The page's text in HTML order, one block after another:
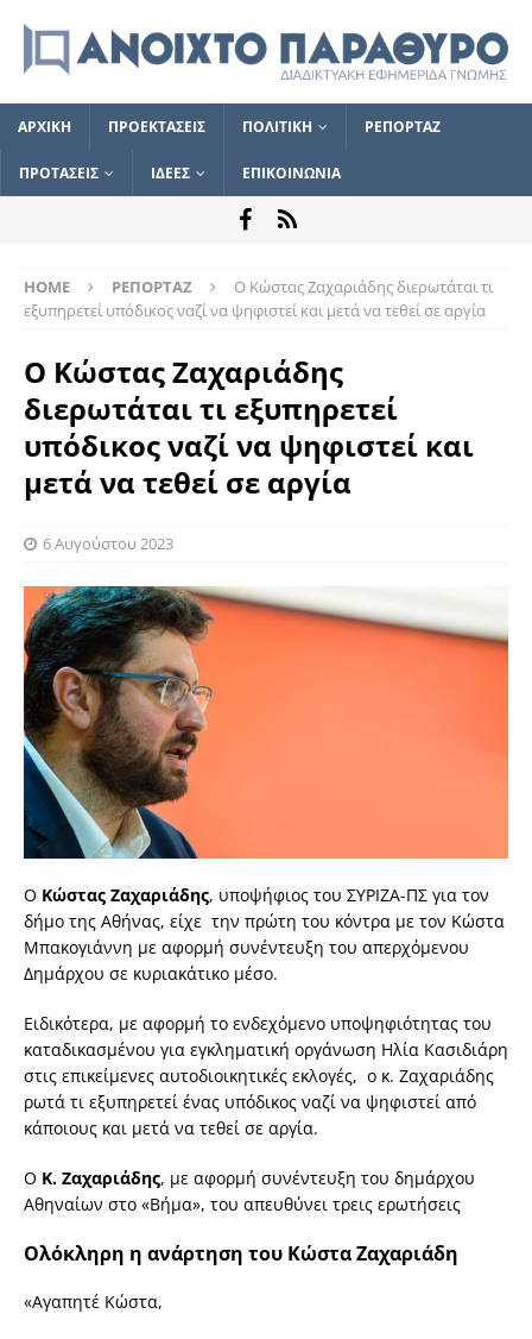
ΑΡΧΙΚΗ ΠΡΟΕΚΤΑΣΕΙΣ ΠΟΛΙΤΙΚΗ ΡΕΠΟΡΤΑΖ
ΠΡΟΤΑΣΕΙΣ ΙΔΕΕΣ ΕΠΙΚΟΙΝΩΝΙΑ
HOME ΡΕΠΟΡΤΑΖ
Ο Κώστας Ζαχαριάδης διερωτάται τι
εξυπηρετεί υπόδικος ναζί να ψηφιστεί και μετά να τεθεί σε αργία
Ο Κώστας Ζαχαριάδης
διερωτάται τι εξυπηρετεί
υπόδικος ναζί να ψηφιστεί και
μετά να τεθεί σε αργία
6 Αυγούστου 2023
Ο Κώστας Ζαχαριάδης, υποψήφιος του ΣΥΡΙΖΑ-ΠΣ για τον
δήμο της Αθήνας, είχε την πρώτη του κόντρα με τον Κώστα
Μπακογιάννη με αφορμή συνέντευξη του απερχόμενου
Δημάρχου σε κυριακάτικο μέσο.
Ειδικότερα, με αφορμή το ενδεχόμενο υποψηφιότητας του
καταδικασμένου για εγκληματική οργάνωση Ηλία Κασιδιάρη
στις επικείμενες αυτοδιοικητικές εκλογές, ο κ. Ζαχαριάδης
ρωτά τι εξυπηρετεί ένας υπόδικος ναζί να ψηφιστεί από
κάποιους και μετά να τεθεί σε αργία.
Ο Κ. Ζαχαριάδης, με αφορμή συνέντευξη του δημάρχου
Αθηναίων στο «Βήμα», του απευθύνει τρεις ερωτήσεις
Ολόκληρη η ανάρτηση του Κώστα Ζαχαριάδη
«Αγαπητέ Κώστα,